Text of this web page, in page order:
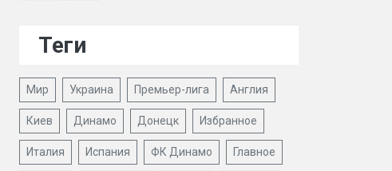
Теги
Мир Украина Премьер-лига Англия
Киев Динамо Донецк Избранное
Италия Испания ФК Динамо Главное